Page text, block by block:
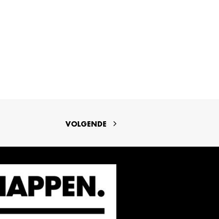
VOLGENDE